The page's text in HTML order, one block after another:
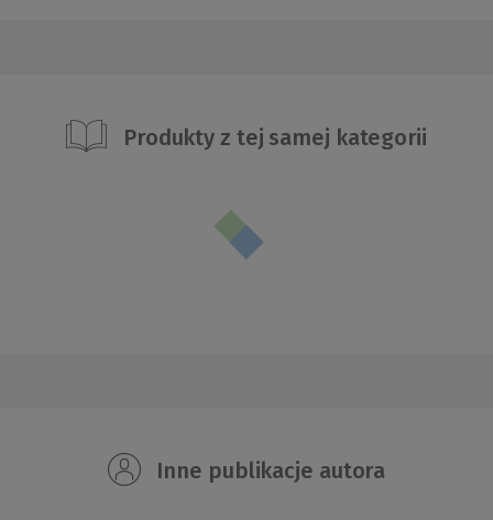
Produkty z tej samej kategorii
Inne publikacje autora